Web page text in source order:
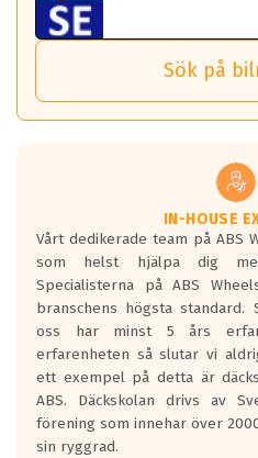
Ett klass A däck kommer ha
bränsleförbrukning än ett
Det betyder att om man kör
så sparar man 50 liter bränsle
vilken körstil du använder.
Våtgrepp egenskaper:
Betygsskalan är satt A till F.
den kortaste bromssträckan
längsta.
Inga D eller G betyg delas ut
personbilar och lätta lastbilar.
Betyget sätts efter ett test där
skall bromsa in på en väg där
0.5-1.5 mm vatten.
I 80km/h kommer skillnaden på
Sök på
IN-HOUSE
Vårt dedikerade team på ABS
som helst hjälpa dig
Specialisterna på ABS
branschens högsta standard.
oss har minst 5 års
erfarenheten så slutar vi
ett exempel på detta är
ABS. Däckskolan drivs av
förening som innehar över
sin ryggrad.